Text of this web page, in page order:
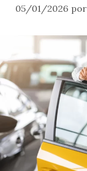
05/01/2026 por